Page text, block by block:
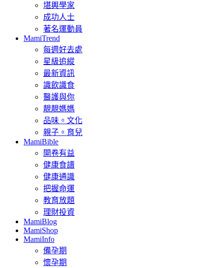
堪輿學家
成功人士
著名運動員
MamiTrend
每週好去處
星級追縱
最新資訊
識飲識食
醫護與你
靚靚媽媽
品味。文化
親子。育兒
MamiBible
開卷有益
健康食譜
健康通識
把握命運
教育放題
理財投資
MamiBlog
MamiShop
MamiInfo
備孕期
懷孕期